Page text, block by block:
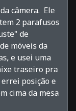
câmera. Ele
2 parafusos
de
móveis da
e usei uma
traseiro pra
posição e
cima da mesa